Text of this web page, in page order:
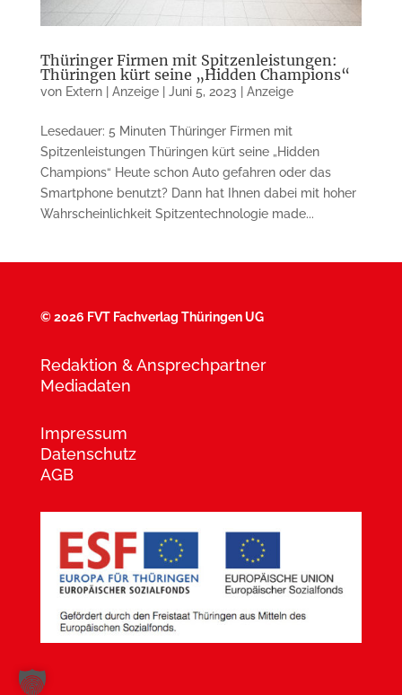
Thüringer Firmen mit Spitzenleistungen:
Thüringen kürt seine „Hidden Champions“
von Extern | Anzeige| Juni 5, 2023 Anzeige
Lesedauer: 5 Minuten Thüringer Firmen mit
Spitzenleistungen Thüringen kürt seine „Hid­den
Cham­pi­ons“ Heute schon Auto gefahren oder das
Smartphone benutzt? Dann hat Ih­nen dabei mit hoher
Wahrscheinlichkeit Spit­zen­tech­no­logie made...
©2026 FVT Fachverlag Thüringen UG
Redaktion & Ansprechpartner
Mediadaten
Impressum
Datenschutz
AGB